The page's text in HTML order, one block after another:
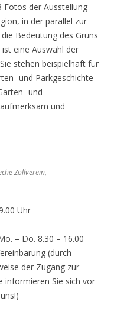
Fotos der Ausstellung
in der parallel zur
Bedeutung des Grüns
eine Auswahl der
stehen beispielhaft für
und Parkgeschichte
und
und
Zollverein,
Uhr
– Do. 8.30 – 16.00
(durch
der Zugang zur
informieren Sie sich vor